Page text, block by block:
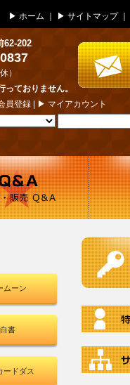
▶ ホーム ｜ ▶ サイトマップ
62-202
）
ておりません。
員登録 | ▶ マイアカウント
ムーン
書
ードダス